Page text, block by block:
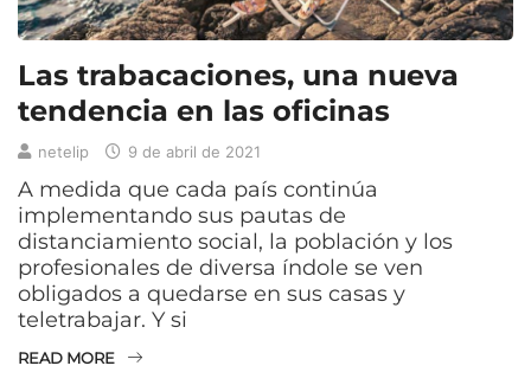
Las trabacaciones, una nueva
tendencia en las oficinas
netelip 9 de abril de 2021
A medida que cada país continúa
implementando sus pautas de
distanciamiento social, la población y los
profesionales de diversa índole se ven
obligados a quedarse en sus casas y
teletrabajar. Y si
READ MORE